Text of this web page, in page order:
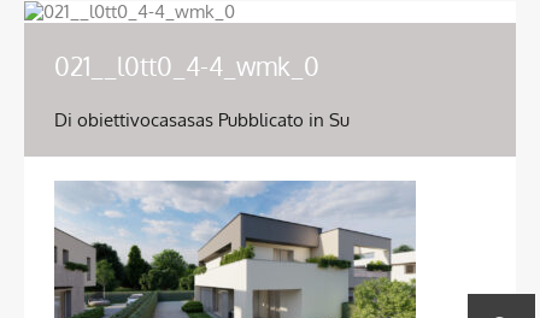
021__l0tt0_4-4_wmk_0
Di obiettivocasasas Pubblicato in Su